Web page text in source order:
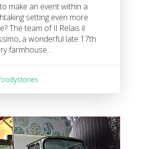
make an event within a
setting even more
The team of Il Relais il
a wonderful late 17th
farmhouse...